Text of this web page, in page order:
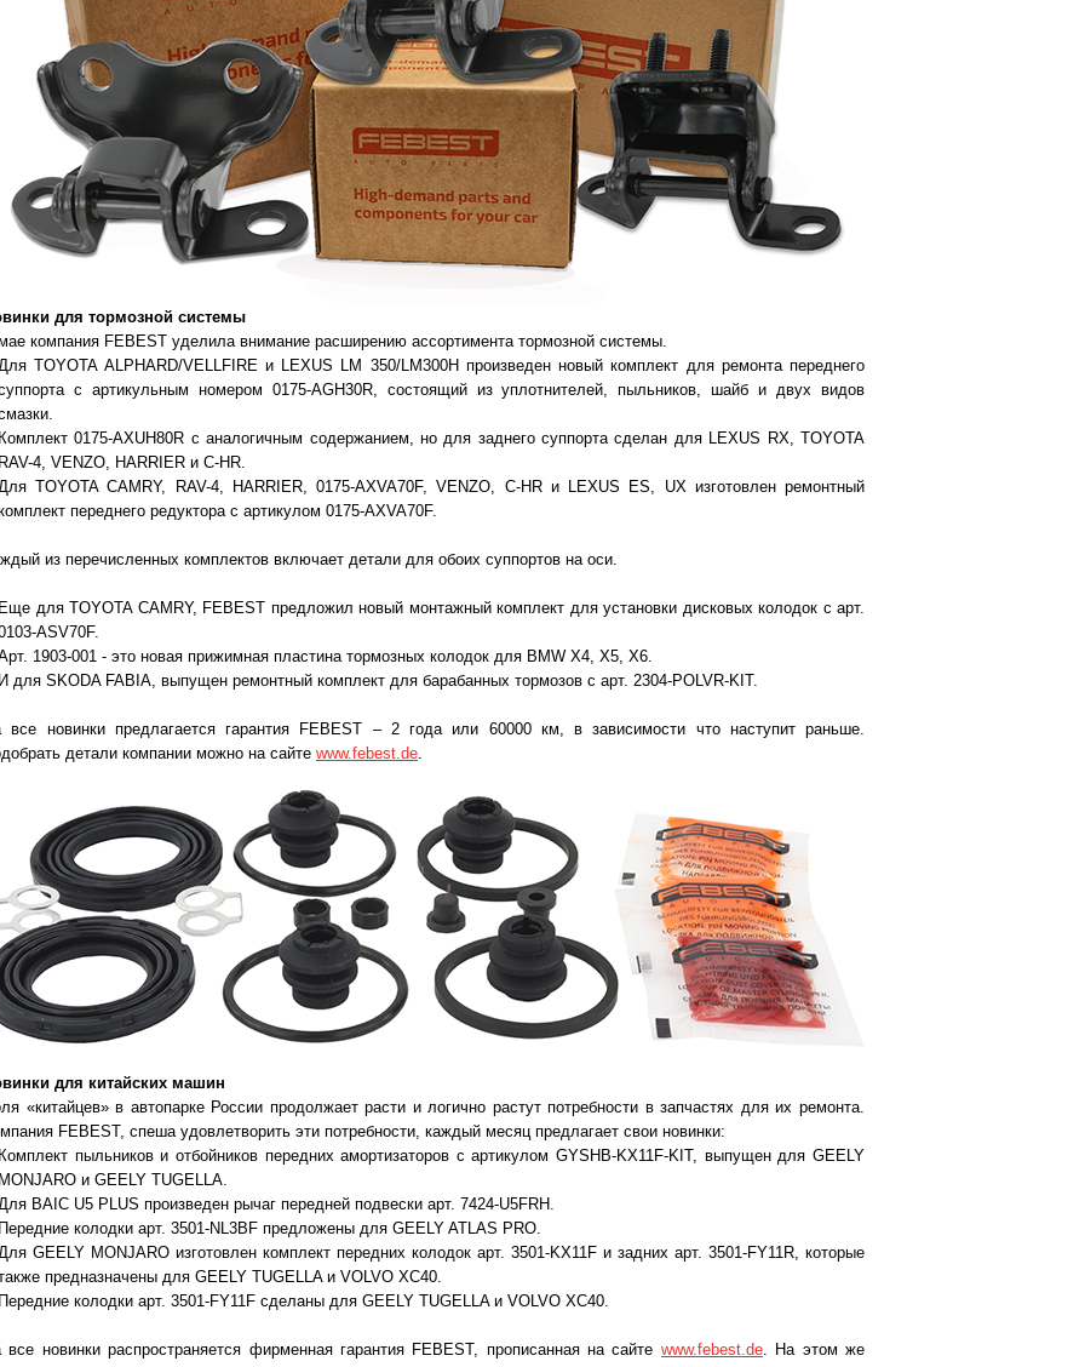
для тормозной системы
компания FEBEST уделила внимание расширению ассортимента тормозной системы.
TOYOTA ALPHARD/VELLFIRE и LEXUS LM 350/LM300H произведен новый комплект для ремонта переднего
с артикульным номером 0175-AGH30R, состоящий из уплотнителей, пыльников, шайб и двух видов
Комплект 0175-AXUH80R с аналогичным содержанием, но для заднего суппорта сделан для LEXUS RX, TOYOTA
RAV-4, VENZO, HARRIER и C-HR.
TOYOTA CAMRY, RAV-4, HARRIER, 0175-AXVA70F, VENZO, C-HR и LEXUS ES, UX изготовлен ремонтный
переднего редуктора с артикулом 0175-AXVA70F.
из перечисленных комплектов включает детали для обоих суппортов на оси.
Еще для TOYOTA CAMRY, FEBEST предложил новый монтажный комплект для установки дисковых колодок с арт.
ASV70F.
1903-001 - это новая прижимная пластина тормозных колодок для BMW X4, X5, X6.
И для SKODA FABIA, выпущен ремонтный комплект для барабанных тормозов с арт. 2304-POLVR-KIT.
все новинки предлагается гарантия FEBEST – 2 года или 60000 км, в зависимости что наступит раньше.
детали компании можно на сайте www.febest.de.
для китайских машин
«китайцев» в автопарке России продолжает расти и логично растут потребности в запчастях для их ремонта.
FEBEST, спеша удовлетворить эти потребности, каждый месяц предлагает свои новинки:
Комплект пыльников и отбойников передних амортизаторов с артикулом GYSHB-KX11F-KIT, выпущен для GEELY
MONJARO и GEELY TUGELLA.
BAIC U5 PLUS произведен рычаг передней подвески арт. 7424-U5FRH.
Передние колодки арт. 3501-NL3BF предложены для GEELY ATLAS PRO.
GEELY MONJARO изготовлен комплект передних колодок арт. 3501-KX11F и задних арт. 3501-FY11R, которые
предназначены для GEELY TUGELLA и VOLVO XC40.
Передние колодки арт. 3501-FY11F сделаны для GEELY TUGELLA и VOLVO XC40.
все новинки распространяется фирменная гарантия FEBEST, прописанная на сайте www.febest.de. На этом же